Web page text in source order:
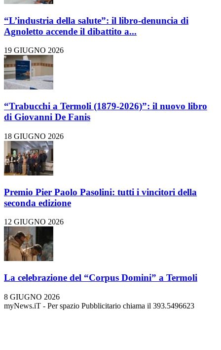
“L’industria della salute”: il libro-denuncia di
Agnoletto accende il dibattito a...
19 GIUGNO 2026
“Trabucchi a Termoli (1879-2026)”: il nuovo libro
di Giovanni De Fanis
18 GIUGNO 2026
Premio Pier Paolo Pasolini: tutti i vincitori della
seconda edizione
12 GIUGNO 2026
La celebrazione del “Corpus Domini” a Termoli
8 GIUGNO 2026
myNews.iT - Per spazio Pubblicitario chiama il 393.5496623